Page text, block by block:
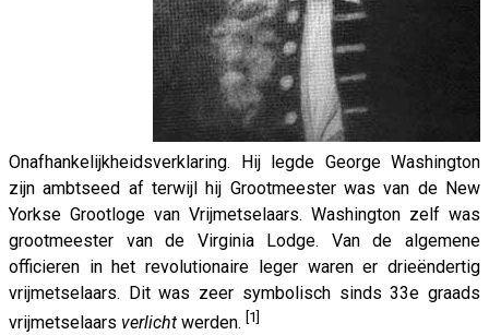
Onafhankelijkheidsverklaring. Hij legde George Washington
zijn ambtseed af terwijl hij Grootmeester was van de New
Yorkse Grootloge van Vrijmetselaars. Washington zelf was
grootmeester van de Virginia Lodge. Van de algemene
officieren in het revolutionaire leger waren er drieëndertig
vrijmetselaars. Dit was zeer symbolisch sinds 33e graads
vrijmetselaars verlicht werden. [1]